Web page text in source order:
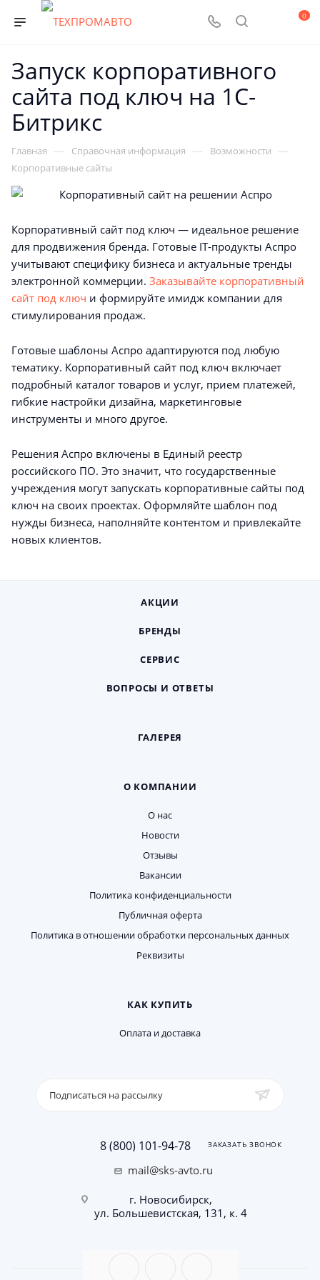
0
Запуск корпоративного
сайта под ключ на 1С-
Битрикс
Главная — Справочная информация — Возможности —
Корпоративные сайты
Корпоративный сайт под ключ — идеальное решение
для продвижения бренда. Готовые IT-продукты Аспро
учитывают специфику бизнеса и актуальные тренды
электронной коммерции. Заказывайте корпоративный
сайт под ключ и формируйте имидж компании для
стимулирования продаж.
Готовые шаблоны Аспро адаптируются под любую
тематику. Корпоративный сайт под ключ включает
подробный каталог товаров и услуг, прием платежей,
гибкие настройки дизайна, маркетинговые
инструменты и много другое.
Решения Аспро включены в Единый реестр
российского ПО. Это значит, что государственные
учреждения могут запускать корпоративные сайты под
ключ на своих проектах. Оформляйте шаблон под
нужды бизнеса, наполняйте контентом и привлекайте
новых клиентов.
АКЦИИ
БРЕНДЫ
СЕРВИС
ВОПРОСЫ И ОТВЕТЫ
ГАЛЕРЕЯ
О КОМПАНИИ
О нас
Новости
Отзывы
Вакансии
Политика конфиденциальности
Публичная оферта
Политика в отношении обработки персональных данных
Реквизиты
КАК КУПИТЬ
Оплата и доставка
Подписаться на рассылку
8 (800) 101-94-78 ЗАКАЗАТЬ ЗВОНОК
mail@sks-avto.ru
г. Новосибирск,
ул. Большевистская, 131, к. 4